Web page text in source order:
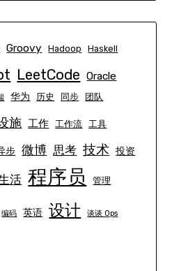
Groovy Hadoop Haskell
LeetCode Oracle
华为 历史 同步 团队
施 工作 工作流 工具
步 微博 思考 技术 投资
活 程序员 管理
编码 英语 设计 谈谈 Ops